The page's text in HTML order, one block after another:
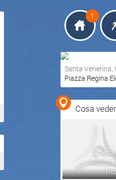
1
Ottieni
Santa Venerina,
Piazza Regina
Cosa
Chiesa